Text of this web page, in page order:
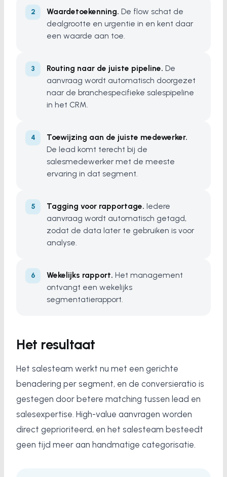
Waardetoekenning. De flow schat de
dealgrootte en urgentie in en kent daar
een waarde aan toe.
Routing naar de juiste pipeline. De
aanvraag wordt automatisch doorgezet
naar de branchespecifieke salespipeline
in het CRM.
Toewijzing aan de juiste medewerker.
De lead komt terecht bij de
salesmedewerker met de meeste
ervaring in dat segment.
Tagging voor rapportage. Iedere
aanvraag wordt automatisch getagd,
zodat de data later te gebruiken is voor
analyse.
Wekelijks rapport. Het management
ontvangt een wekelijks
segmentatierapport.
Het resultaat
Het salesteam werkt nu met een gerichte
benadering per segment, en de conversieratio is
gestegen door betere matching tussen lead en
salesexpertise. High-value aanvragen worden
direct geprioriteerd, en het salesteam besteedt
geen tijd meer aan handmatige categorisatie.